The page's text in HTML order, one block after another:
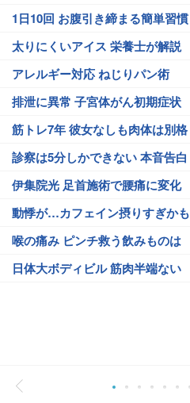
1日10回 お腹引き締まる簡単習慣
太りにくいアイス 栄養士が解説
アレルギー対応 ねじりパン術
排泄に異常 子宮体がん初期症状
筋トレ7年 彼女なしも肉体は別格
診察は5分しかできない 本音告白
伊集院光 足首施術で腰痛に変化
動悸が…カフェイン摂りすぎかも
喉の痛み ピンチ救う飲みものは
日体大ボディビル 筋肉半端ない